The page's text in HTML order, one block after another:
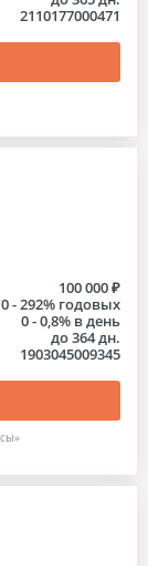
2110177000471
100 000 ₽
0 - 292% годовых
0 - 0,8% в день
до 364 дн.
1903045009345